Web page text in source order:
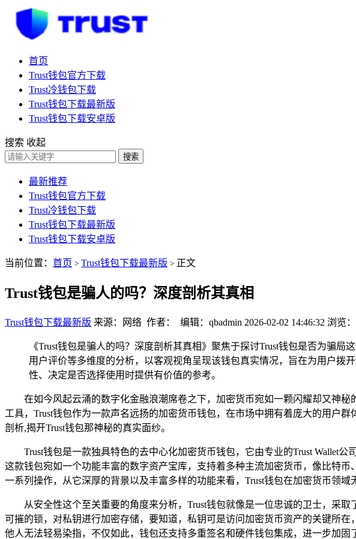
首页
Trust钱包官方下载
Trust冷钱包下载
Trust钱包下载最新版
Trust钱包下载安卓版
搜索 收起
搜索
最新推荐
Trust钱包官方下载
Trust冷钱包下载
Trust钱包下载最新版
Trust钱包下载安卓版
当前位置： 首页 > Trust钱包下载最新版 > 正文
Trust钱包是骗人的吗？深度剖析其真相
Trust钱包下载最新版 来源：网络 作者： 编辑：qbadmin 2026-02-02 14:46:32 浏览
《Trust钱包是骗人的吗？深度剖析其真相》聚焦于探讨Trust钱包是否为骗
用户评价等多维度的分析，以客观视角呈现该钱包真实情况，旨在为用户拨
性、决定是否选择使用时提供有价值的参考。
在如今风起云涌的数字化金融浪潮席卷之下，加密货币宛如一颗闪耀却又神
工具，Trust钱包作为一款声名远扬的加密货币钱包，在市场中拥有着庞大的用户
剖析,揭开Trust钱包那神秘的真实面纱。
Trust钱包是一款独具特色的去中心化加密货币钱包，它由专业的Trust Wallet
这款钱包宛如一个功能丰富的数字资产宝库，支持着多种主流加密货币，像比特
一系列操作，从它深厚的背景以及丰富多样的功能来看，Trust钱包在加密货币领域
从安全性这个至关重要的角度来分析，Trust钱包就像是一位忠诚的卫士，采
可摧的锁，对私钥进行加密存储，要知道，私钥可是访问加密货币资产的关键所
他人无法轻易染指，不仅如此，钱包还支持多重签名和硬件钱包集成，进一步加